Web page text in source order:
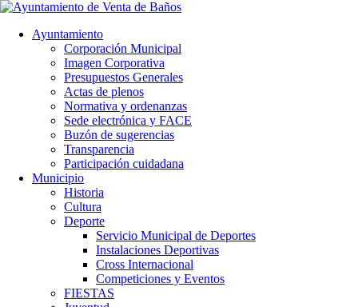
Ayuntamiento
Corporación Municipal
Imagen Corporativa
Presupuestos Generales
Actas de plenos
Normativa y ordenanzas
Sede electrónica y FACE
Buzón de sugerencias
Transparencia
Participación cuidadana
Municipio
Historia
Cultura
Deporte
Servicio Municipal de Deportes
Instalaciones Deportivas
Cross Internacional
Competiciones y Eventos
FIESTAS